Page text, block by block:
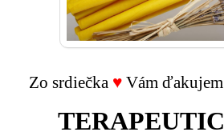
Zo srdiečka ♥ Vám